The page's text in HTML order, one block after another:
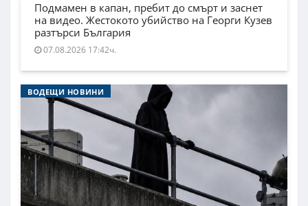
Подмамен в капан, пребит до смърт и заснет
на видео. Жестокото убийство на Георги Кузев
разтърси България
07.08.2026 17:42ч.
ВОДЕЩИ НОВИНИ